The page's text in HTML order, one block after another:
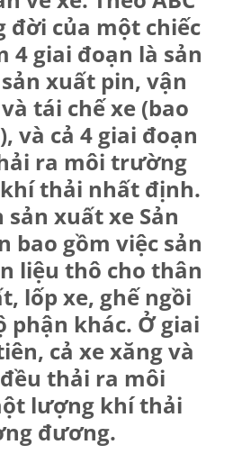
đời của một chiếc
4 giai đoạn là sản
xuất pin, vận
tái chế xe (bao
và cả 4 giai đoạn
ra môi trường
thải nhất định.
sản xuất xe Sản
bao gồm việc sản
liệu thô cho thân
lốp xe, ghế ngồi
phận khác. Ở giai
cả xe xăng và
thải ra môi
lượng khí thải
đương.